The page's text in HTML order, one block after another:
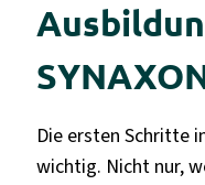
Die ersten Schritte
wichtig. Nicht nur,